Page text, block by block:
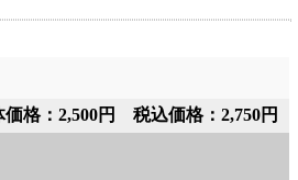
価格：2,500円 税込価格：2,750円